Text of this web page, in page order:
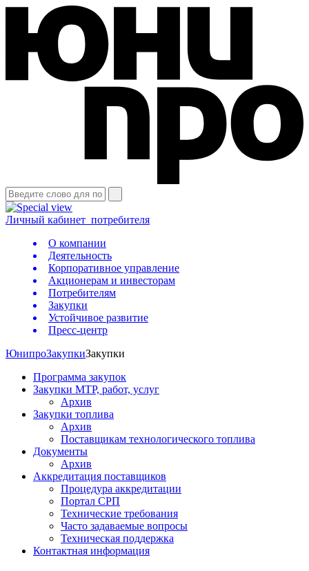
Личный кабинет потребителя
О компании
Деятельность
Корпоративное управление
Акционерам и инвесторам
Потребителям
Закупки
Устойчивое развитие
Пресс-центр
ЮнипроЗакупкиЗакупки
Программа закупок
Закупки МТР, работ, услуг
Архив
Закупки топлива
Архив
Поставщикам технологического топлива
Документы
Архив
Аккредитация поставщиков
Процедура аккредитации
Портал СРП
Технические требования
Часто задаваемые вопросы
Техническая поддержка
Контактная информация